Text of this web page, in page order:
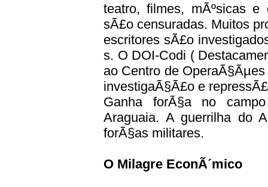
teatro, filmes, mÃºsicas e
sÃ£o censuradas. Muitos
escritores sÃ£o
s. O DOI-Codi (
ao Centro de
investigaÃ§Ã£o e
Ganha forÃ§a no
Araguaia. A guerrilha do
forÃ§as militares.
O Milagre EconÃ´mico